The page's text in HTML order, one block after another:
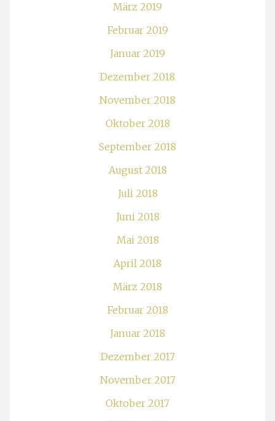
März 2019
Februar 2019
Januar 2019
Dezember 2018
November 2018
Oktober 2018
September 2018
August 2018
Juli 2018
Juni 2018
Mai 2018
April 2018
März 2018
Februar 2018
Januar 2018
Dezember 2017
November 2017
Oktober 2017